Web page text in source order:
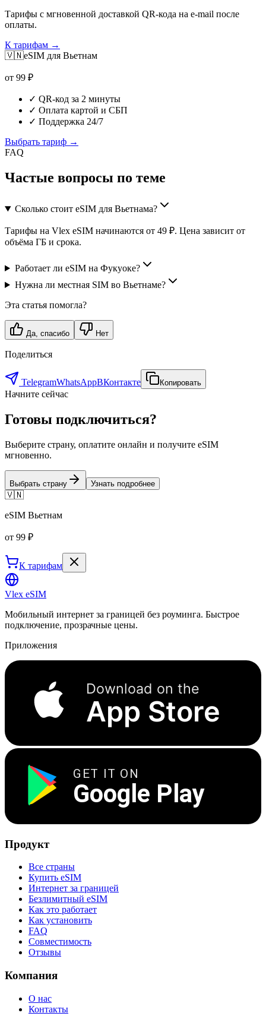
Тарифы с мгновенной доставкой QR-кода на e-mail после
оплаты.
К тарифам →
🇻🇳eSIM для Вьетнам
от 99 ₽
✓ QR-код за 2 минуты
✓ Оплата картой и СБП
✓ Поддержка 24/7
Выбрать тариф →
FAQ
Частые вопросы по теме
Сколько стоит eSIM для Вьетнама?
Тарифы на Vlex eSIM начинаются от 49 ₽. Цена зависит от
объёма ГБ и срока.
Работает ли eSIM на Фукуоке?
Нужна ли местная SIM во Вьетнаме?
Эта статья помогла?
Да, спасибо Нет
Поделиться
TelegramWhatsAppВКонтакте Копировать
Начните сейчас
Готовы подключиться?
Выберите страну, оплатите онлайн и получите eSIM
мгновенно.
Выбрать страну Узнать подробнее
🇻🇳
eSIM Вьетнам
от 99 ₽
К тарифам
Vlex eSIM
Мобильный интернет за границей без роуминга. Быстрое
подключение, прозрачные цены.
Приложения
Download on the
App Store
GET IT ON
Google Play
Продукт
Все страны
Купить eSIM
Интернет за границей
Безлимитный eSIM
Как это работает
Как установить
FAQ
Совместимость
Отзывы
Компания
О нас
Контакты